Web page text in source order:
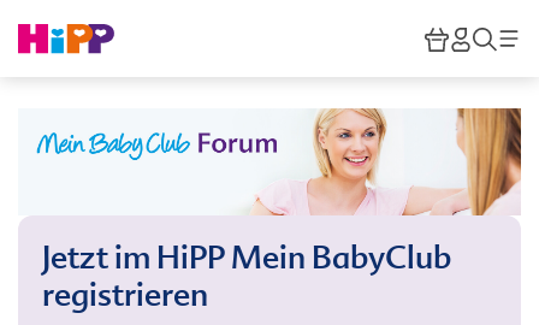
HiPP
Jetzt im HiPP Mein BabyClub
registrieren